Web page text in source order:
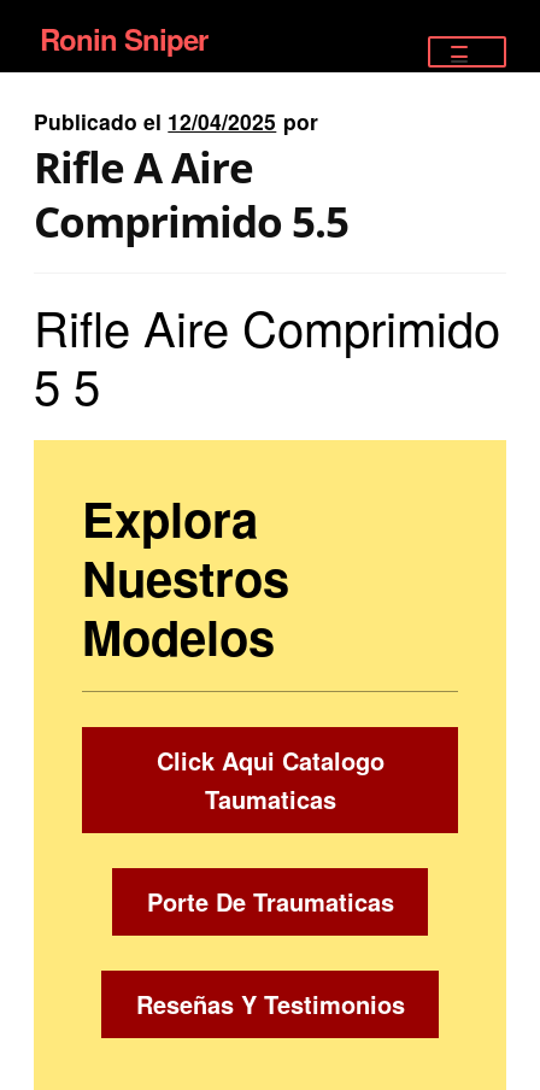
Ir
a
la
navegación
Ir
al
contenido
Ronin Sniper
EQUIPAMIENTO ÉLITE
SATELITALES
Publicado el 12/04/2025 por
Rifle A Aire
Comprimido 5.5
Rifle Aire Comprimido
5 5
Explora
Nuestros
Modelos
Click Aqui Catalogo
Taumaticas
Porte De Traumaticas
Reseñas Y Testimonios